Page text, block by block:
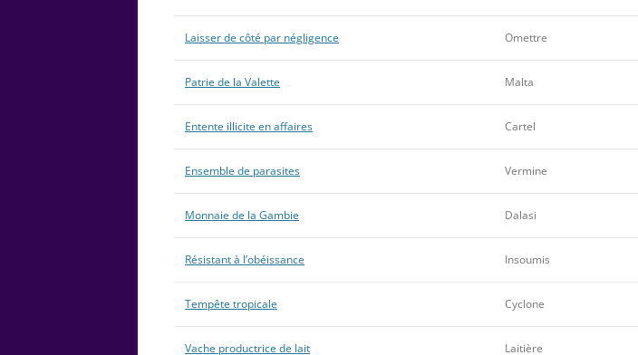
Laisser de côté par négligence Omettre
Patrie de la Valette Malta
Entente illicite en affaires Cartel
Ensemble de parasites Vermine
Monnaie de la Gambie Dalasi
Résistant à l’obéissance Insoumis
Tempête tropicale Cyclone
Vache productrice de lait Laitière